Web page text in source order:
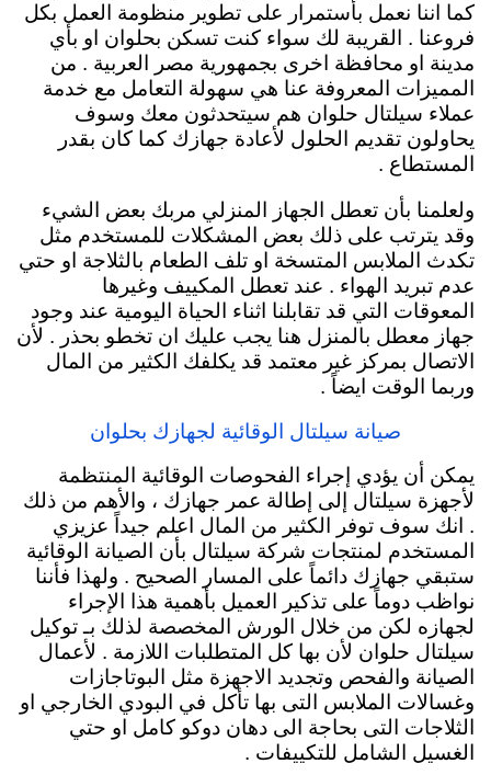
كما اننا نعمل بأستمرار على تطوير منظومة العمل بكل
فروعنا . القريبة لك سواء كنت تسكن بحلوان او بأي
مدينة او محافظة اخرى بجمهورية مصر العربية . من
المميزات المعروفة عنا هي سهولة التعامل مع خدمة
عملاء سيلتال حلوان هم سيتحدثون معك وسوف
يحاولون تقديم الحلول لأعادة جهازك كما كان بقدر
المستطاع .
ولعلمنا بأن تعطل الجهاز المنزلي مربك بعض الشيء
وقد يترتب على ذلك بعض المشكلات للمستخدم مثل
تكدث الملابس المتسخة او تلف الطعام بالثلاجة او حتي
عدم تبريد الهواء . عند تعطل المكييف وغيرها
المعوقات التي قد تقابلنا اثناء الحياة اليومية عند وجود
جهاز معطل بالمنزل هنا يجب عليك ان تخطو بحذر . لأن
الاتصال بمركز غير معتمد قد يكلفك الكثير من المال
وربما الوقت ايضاً .
صيانة سيلتال الوقائية لجهازك بحلوان
يمكن أن يؤدي إجراء الفحوصات الوقائية المنتظمة
لأجهزة سيلتال إلى إطالة عمر جهازك ، والأهم من ذلك
. انك سوف توفر الكثير من المال اعلم جيداً عزيزي
المستخدم لمنتجات شركة سيلتال بأن الصيانة الوقائية
ستبقي جهازك دائماً على المسار الصحيح . ولهذا فأننا
نواظب دوماً على تذكير العميل بأهمية هذا الإجراء
لجهازه لكن من خلال الورش المخصصة لذلك بـ توكيل
سيلتال حلوان لأن بها كل المتطلبات اللازمة . لأعمال
الصيانة والفحص وتجديد الاجهزة مثل البوتاجازات
وغسالات الملابس التى بها تأكل في البودي الخارجي او
الثلاجات التى بحاجة الى دهان دوكو كامل او حتي
الغسيل الشامل للتكييفات .